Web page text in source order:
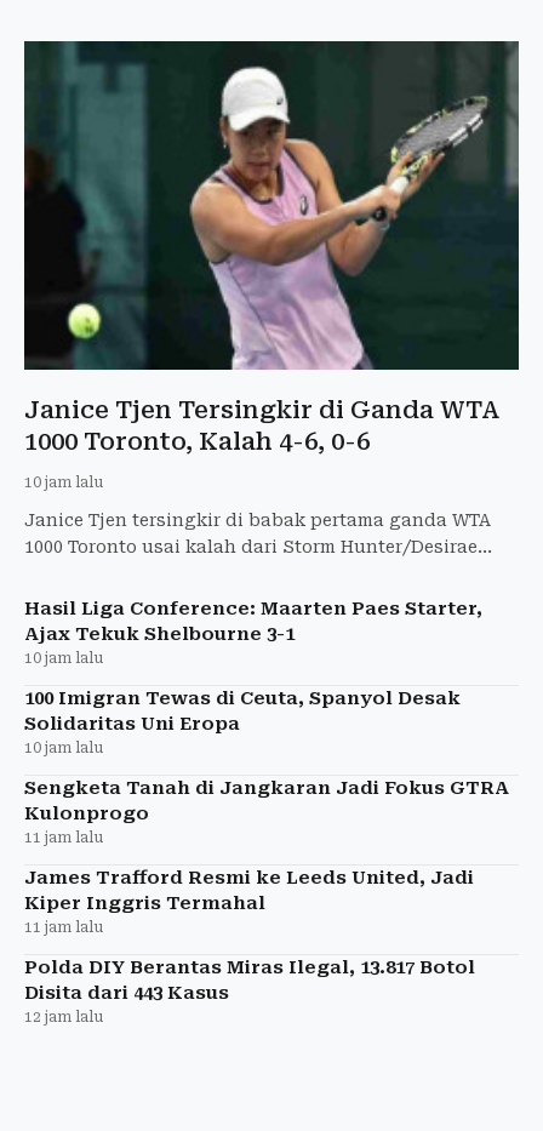
Janice Tjen Tersingkir di Ganda WTA
1000 Toronto, Kalah 4-6, 0-6
10 jam lalu
Janice Tjen tersingkir di babak pertama ganda WTA
1000 Toronto usai kalah dari Storm Hunter/Desirae
Hasil Liga Conference: Maarten Paes Starter,
Ajax Tekuk Shelbourne 3-1
10 jam lalu
100 Imigran Tewas di Ceuta, Spanyol Desak
Solidaritas Uni Eropa
10 jam lalu
Sengketa Tanah di Jangkaran Jadi Fokus GTRA
Kulonprogo
11 jam lalu
James Trafford Resmi ke Leeds United, Jadi
Kiper Inggris Termahal
11 jam lalu
Polda DIY Berantas Miras Ilegal, 13.817 Botol
Disita dari 443 Kasus
12 jam lalu